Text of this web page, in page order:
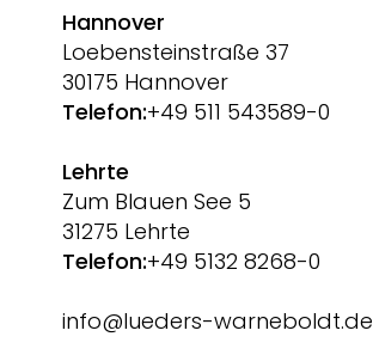
Hannover
Loebensteinstraße 37
30175 Hannover
Telefon:+49 511 543589-0
Lehrte
Zum Blauen See 5
31275 Lehrte
Telefon:+49 5132 8268-0
info@lueders-warneboldt.de